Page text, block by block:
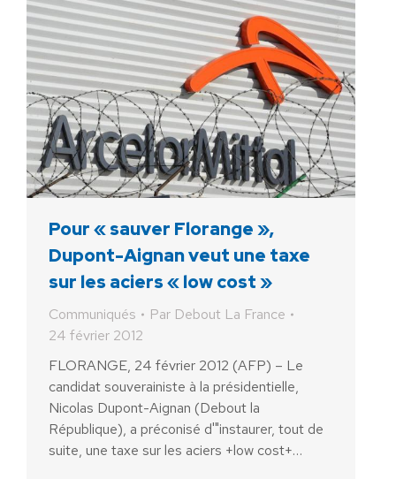
Pour « sauver Florange »,
Dupont-Aignan veut une taxe
sur les aciers « low cost »
Communiqués Par Debout La France
24 février 2012
FLORANGE, 24 février 2012 (AFP) – Le
candidat souverainiste à la présidentielle,
Nicolas Dupont-Aignan (Debout la
République), a préconisé d'"instaurer, tout de
suite, une taxe sur les aciers +low cost+…